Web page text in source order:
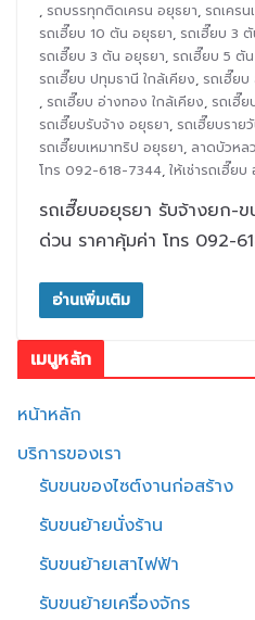
, รถบรรทุกติดเครน อยุธยา, รถเคร
รถเฮี๊ยบ 10 ตัน อยุธยา, รถเฮี๊ยบ 3
รถเฮี๊ยบ 3 ตัน อยุธยา, รถเฮี๊ยบ 5 ตั
รถเฮี๊ยบ ปทุมธานี ใกล้เคียง, รถเฮี๊ยบ
, รถเฮี๊ยบ อ่างทอง ใกล้เคียง, รถเฮี๊
รถเฮี๊ยบรับจ้าง อยุธยา, รถเฮี๊ยบราย
รถเฮี๊ยบเหมาทริป อยุธยา, ลาดบัวหล
โทร 092-618-7344, ให้เช่ารถเฮี๊ยบ
รถเฮี๊ยบอยุธยา รับจ้างยก-
ด่วน ราคาคุ้มค่า โทร 092-
อ่านเพิ่มเติม
เมนูหลัก
หน้าหลัก
บริการของเรา
รับขนของไซต์งานก่อสร้าง
รับขนย้ายนั่งร้าน
รับขนย้ายเสาไฟฟ้า
รับขนย้ายเครื่องจักร